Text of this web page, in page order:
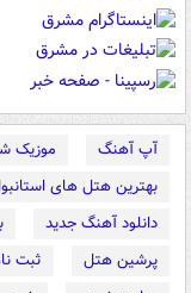
آپ آهنگ موزیک
بهترین هتل های
دانلود آهنگ جدید
پرشین هتل
ثبت